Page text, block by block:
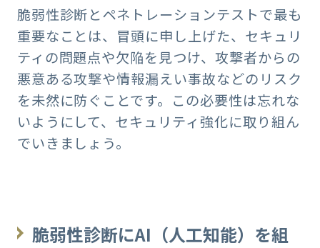
脆弱性診断とペネトレーションテストで最も
重要なことは、冒頭に申し上げた、セキュリ
ティの問題点や欠陥を見つけ、攻撃者からの
悪意ある攻撃や情報漏えい事故などのリスク
を未然に防ぐことです。この必要性は忘れな
いようにして、セキュリティ強化に取り組ん
でいきましょう。
脆弱性診断にAI（人工知能）を組